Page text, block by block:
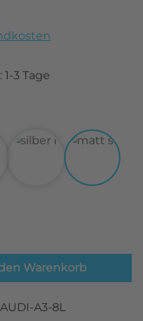
3 Tage
Carbon WeißAlu gebürstet
Matt
denWarenkorb
A3-8L